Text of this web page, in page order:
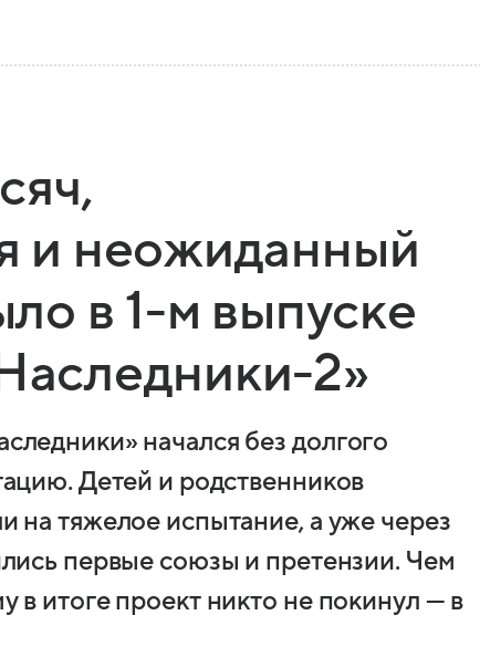
и неожиданный
в 1-м выпуске
2»
начался без долгого
Детей и родственников
на тяжелое испытание, а уже через
первые союзы и претензии. Чем
в итоге проект никто не покинул — в